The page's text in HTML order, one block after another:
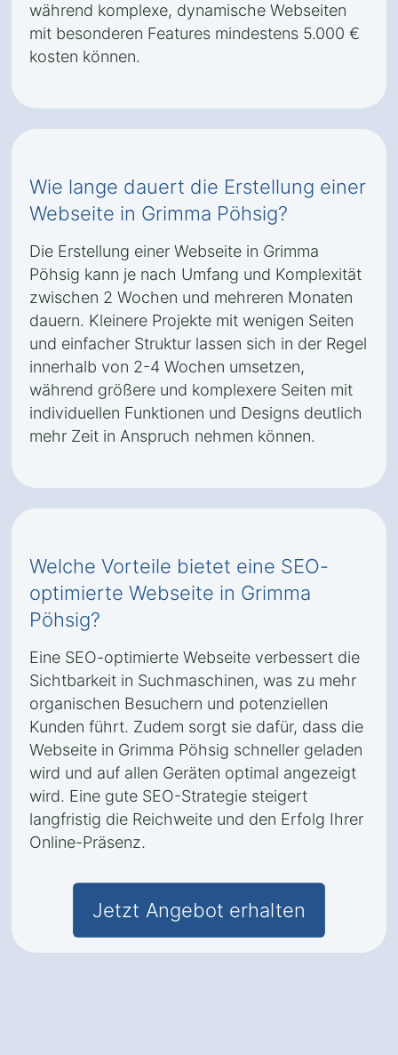
während komplexe, dynamische Webseiten
mit besonderen Features mindestens 5.000 €
kosten können.
Wie lange dauert die Erstellung einer
Webseite in Grimma Pöhsig?
Die Erstellung einer Webseite in Grimma
Pöhsig kann je nach Umfang und Komplexität
zwischen 2 Wochen und mehreren Monaten
dauern. Kleinere Projekte mit wenigen Seiten
und einfacher Struktur lassen sich in der Regel
innerhalb von 2-4 Wochen umsetzen,
während größere und komplexere Seiten mit
individuellen Funktionen und Designs deutlich
mehr Zeit in Anspruch nehmen können.
Welche Vorteile bietet eine SEO-
optimierte Webseite in Grimma
Pöhsig?
Eine SEO-optimierte Webseite verbessert die
Sichtbarkeit in Suchmaschinen, was zu mehr
organischen Besuchern und potenziellen
Kunden führt. Zudem sorgt sie dafür, dass die
Webseite in Grimma Pöhsig schneller geladen
wird und auf allen Geräten optimal angezeigt
wird. Eine gute SEO-Strategie steigert
langfristig die Reichweite und den Erfolg Ihrer
Online-Präsenz.
Jetzt Angebot erhalten